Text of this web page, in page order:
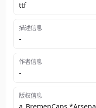
ttf
描述信息
-
作者信息
-
版权信息